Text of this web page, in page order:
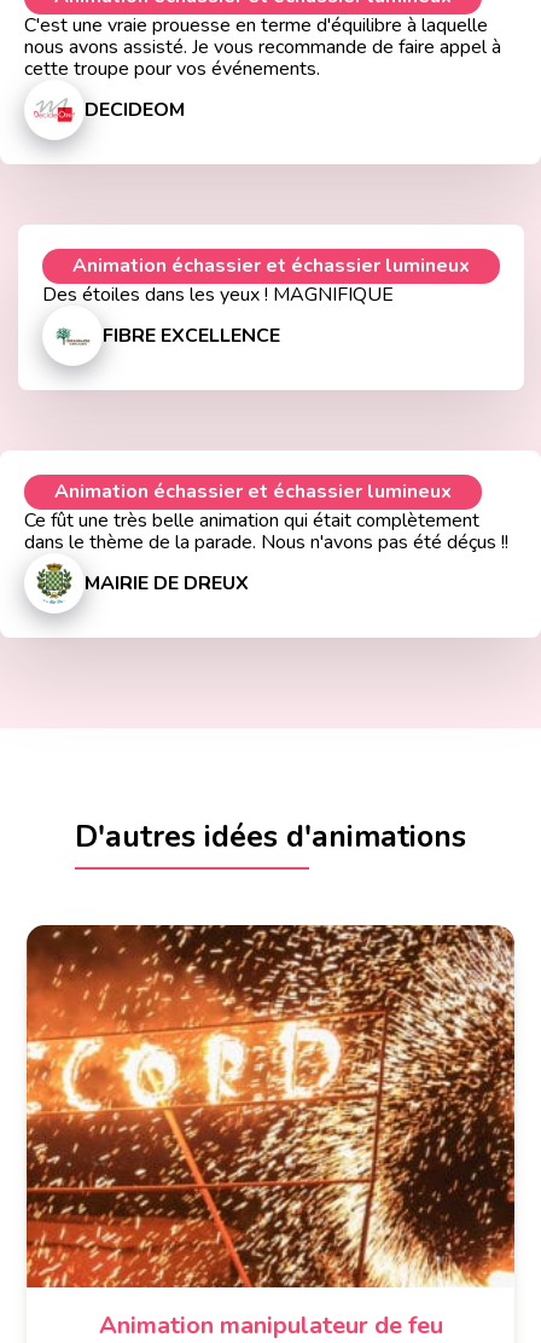
C'est une vraie prouesse en terme d'équilibre à laquelle
nous avons assisté. Je vous recommande de faire appel à
cette troupe pour vos événements.
DECIDEOM
Animation échassier et échassier lumineux
Des étoiles dans les yeux ! MAGNIFIQUE
FIBRE EXCELLENCE
Animation échassier et échassier lumineux
Ce fût une très belle animation qui était complètement
dans le thème de la parade. Nous n'avons pas été déçus !!
MAIRIE DE DREUX
D'autres idées d'animations
Animation manipulateur de feu